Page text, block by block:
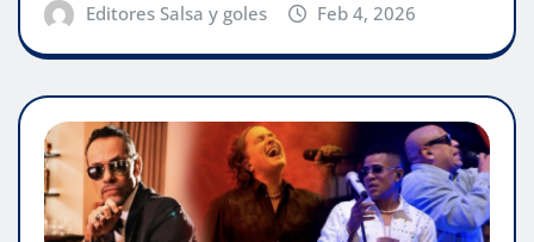
Editores Salsa y goles Feb 4, 2026